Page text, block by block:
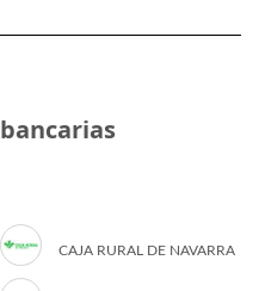
CAJA RURAL DE NAVARRA